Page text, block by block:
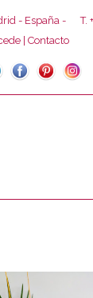
- España -
T.
Contacto